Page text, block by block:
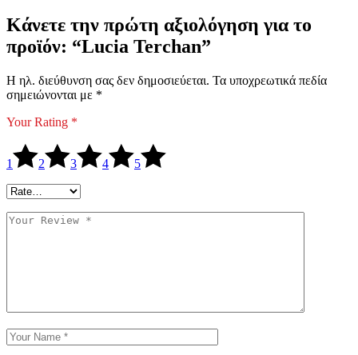
Κάνετε την πρώτη αξιολόγηση για το
προϊόν: “Lucia Terchan”
Η ηλ. διεύθυνση σας δεν δημοσιεύεται. Τα υποχρεωτικά πεδία
σημειώνονται με *
Your Rating *
1 2 3 4 5